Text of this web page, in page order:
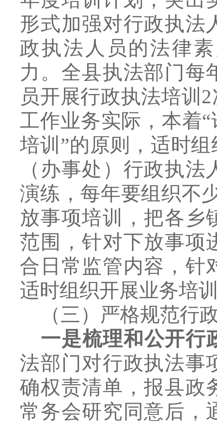
形式加强对行政执法
政执法人员的法律
力。全县执法部门每
员开展行政执法培训 2
工作业务实际，本着“
培训 ”的原则，适时
（办事处）行政执
演练，每年要组织不
放事项培训，把各乡
范围，针对下放事项
合日常监管内容，针
适时组织开展业务培
（三） 严格规范行
一是梳理和公开行
法部门对行政执法事
确权责清单，报县政
常务会研究同意后，